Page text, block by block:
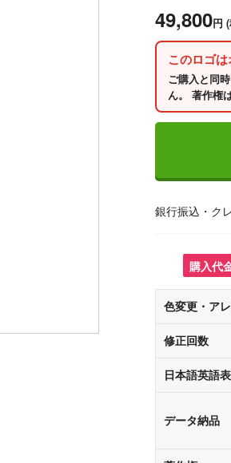
49,800円
このロゴ
ご購入と同
ん。 著作権
銀行振込・ク
購入代
色変更・ア
修正回数
日本語英語
データ納品